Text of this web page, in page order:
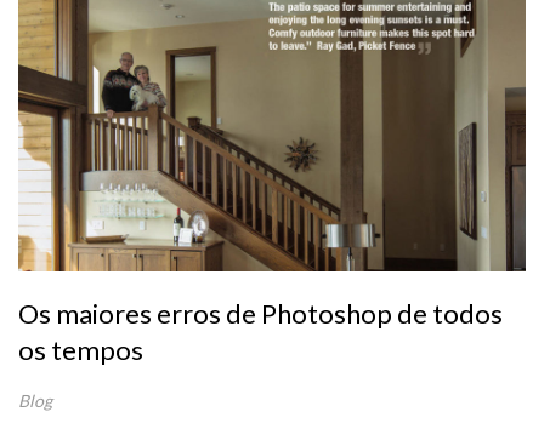
Os maiores erros de Photoshop de todos
os tempos
Blog